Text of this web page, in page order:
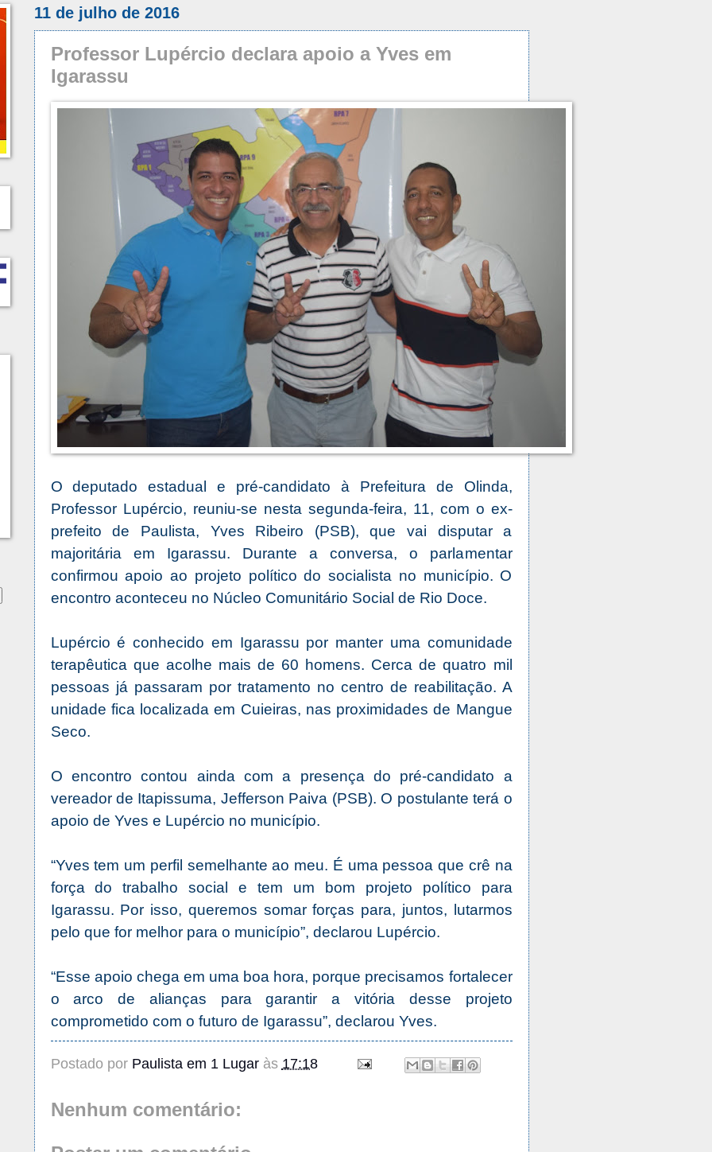
11 de julho de 2016
Professor Lupércio declara apoio a Yves em
Igarassu
O deputado estadual e pré-candidato à Prefeitura de Olinda,
Professor Lupércio, reuniu-se nesta segunda-feira, 11, com o ex-
prefeito de Paulista, Yves Ribeiro (PSB), que vai disputar a
majoritária em Igarassu. Durante a conversa, o parlamentar
confirmou apoio ao projeto político do socialista no município. O
encontro aconteceu no Núcleo Comunitário Social de Rio Doce.
Lupércio é conhecido em Igarassu por manter uma comunidade
terapêutica que acolhe mais de 60 homens. Cerca de quatro mil
pessoas já passaram por tratamento no centro de reabilitação. A
unidade fica localizada em Cuieiras, nas proximidades de Mangue
Seco.
O encontro contou ainda com a presença do pré-candidato a
vereador de Itapissuma, Jefferson Paiva (PSB). O postulante terá o
apoio de Yves e Lupércio no município.
“Yves tem um perfil semelhante ao meu. É uma pessoa que crê na
força do trabalho social e tem um bom projeto político para
Igarassu. Por isso, queremos somar forças para, juntos, lutarmos
pelo que for melhor para o município”, declarou Lupércio.
“Esse apoio chega em uma boa hora, porque precisamos fortalecer
o arco de alianças para garantir a vitória desse projeto
comprometido com o futuro de Igarassu”, declarou Yves.
Postado por Paulista em 1 Lugar às 17:18
Nenhum comentário: